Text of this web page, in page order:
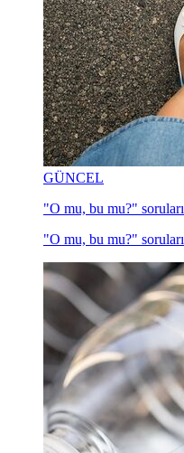
GÜNCEL
"O mu, bu mu?" soruları
"O mu, bu mu?" soruları